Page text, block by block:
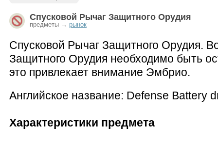
Спусковой Рычаг Защитного Орудия
предметы → рынок
Спусковой Рычаг Защитного Орудия.
Защитного Орудия необходимо быть
это привлекает внимание Эмбрио.
Английское название: Defense Battery
Характеристики предмета